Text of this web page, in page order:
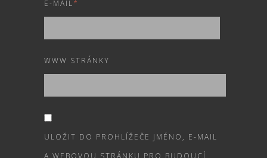
E-MAIL*
WWW STRÁNKY
ULOŽIT DO PROHLÍŽEČE JMÉNO, E-MAIL
A WEBOVOU STRÁNKU PRO BUDOUCÍ